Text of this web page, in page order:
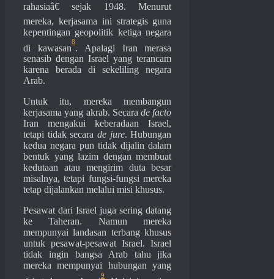
rahasiaâ€ sejak 1948. Menurut
mereka, kerjasama ini strategis guna
kepentingan geopolitik ketiga negara
di kawasan
8
. Apalagi Iran merasa
senasib dengan Israel yang terancam
karena berada di sekeliling negara
Arab.
Untuk itu, mereka membangun
kerjasama yang akrab. Secarade facto
Iran mengakui keberadaan Israel,
tetapi tidak secarade jure. Hubungan
kedua negara pun tidak dijalin dalam
bentuk yang lazim dengan membuat
kedutaan atau mengirim duta besar
misalnya, tetapi fungsi-fungsi mereka
tetap dijalankan melalui misi khusus.
Pesawat dari Israel juga sering datang
ke Taheran. Namun mereka
mempunyai landasan terbang khusus
untuk pesawat-pesawat Israel. Israel
tidak ingin bangsa Arab tahu jika
mereka mempunyai hubungan yang
9